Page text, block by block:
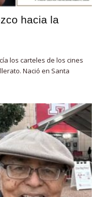
hacia la
los carteles de los cines
Nació en Santa